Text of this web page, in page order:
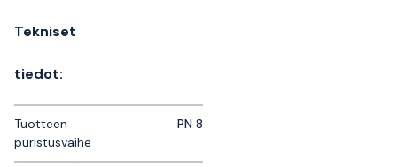
Tekniset
tiedot:
Tuotteen
puristusvaihe
PN 8